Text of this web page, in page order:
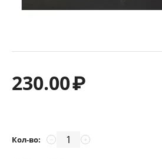
230.00₽
Кол-во: +
−